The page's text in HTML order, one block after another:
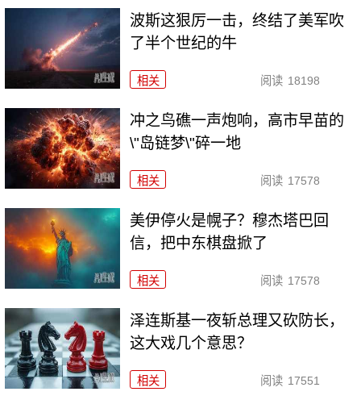
波斯这狠厉一击，终结了美军吹
了半个世纪的牛
相关 阅读 18198
冲之鸟礁一声炮响，高市早苗的
\"岛链梦\"碎一地
相关 阅读 17578
美伊停火是幌子？穆杰塔巴回
信，把中东棋盘掀了
相关 阅读 17578
泽连斯基一夜斩总理又砍防长，
这大戏几个意思？
相关 阅读 17551